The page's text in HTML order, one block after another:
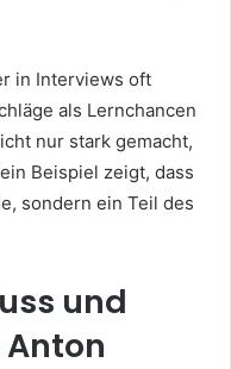
in Interviews oft
als Lernchancen
nur stark gemacht,
Beispiel zeigt, dass
sondern ein Teil des
und